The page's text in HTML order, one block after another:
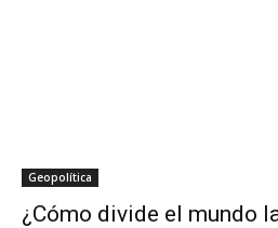
Geopolítica
¿Cómo divide el mundo